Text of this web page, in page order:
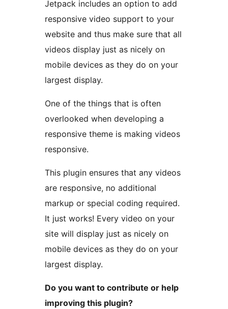
Jetpack includes an option to add
responsive video support to your
website and thus make sure that all
videos display just as nicely on
mobile devices as they do on your
largest display.
One of the things that is often
overlooked when developing a
responsive theme is making videos
responsive.
This plugin ensures that any videos
are responsive, no additional
markup or special coding required.
It just works! Every video on your
site will display just as nicely on
mobile devices as they do on your
largest display.
Do you want to contribute or help
improving this plugin?